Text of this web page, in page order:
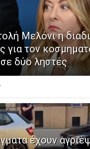
Μελόνι η
για τον
δύο ληστές
έχουν